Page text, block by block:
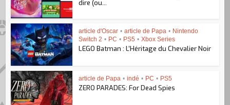
dire (ou...
article d'Oscar • article de Papa • Nintendo
Switch 2 • PC • PS5 • Xbox Series
LEGO Batman : L’Héritage du Chevalier Noir
article de Papa • indé • PC • PS5
ZERO PARADES: For Dead Spies